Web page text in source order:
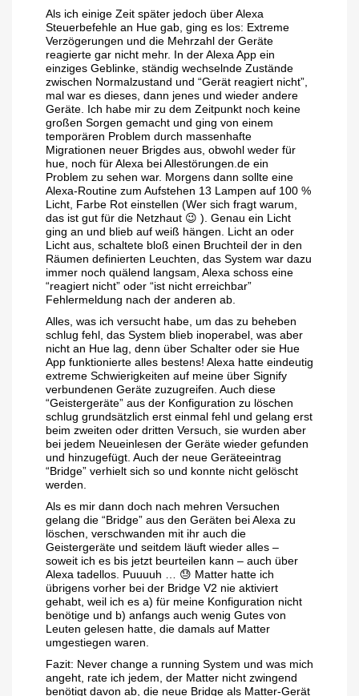
Als ich einige Zeit später jedoch über Alexa
Steuerbefehle an Hue gab, ging es los: Extreme
Verzögerungen und die Mehrzahl der Geräte
reagierte gar nicht mehr. In der Alexa App ein
einziges Geblinke, ständig wechselnde Zustände
zwischen Normalzustand und “Gerät reagiert nicht”,
mal war es dieses, dann jenes und wieder andere
Geräte. Ich habe mir zu dem Zeitpunkt noch keine
großen Sorgen gemacht und ging von einem
temporären Problem durch massenhafte
Migrationen neuer Brigdes aus, obwohl weder für
hue, noch für Alexa bei Allestörungen.de ein
Problem zu sehen war. Morgens dann sollte eine
Alexa-Routine zum Aufstehen 13 Lampen auf 100 %
Licht, Farbe Rot einstellen (Wer sich fragt warum,
das ist gut für die Netzhaut 😉 ). Genau ein Licht
ging an und blieb auf weiß hängen. Licht an oder
Licht aus, schaltete bloß einen Bruchteil der in den
Räumen definierten Leuchten, das System war dazu
immer noch quälend langsam, Alexa schoss eine
“reagiert nicht” oder “ist nicht erreichbar”
Fehlermeldung nach der anderen ab.
Alles, was ich versucht habe, um das zu beheben
schlug fehl, das System blieb inoperabel, was aber
nicht an Hue lag, denn über Schalter oder sie Hue
App funktionierte alles bestens! Alexa hatte eindeutig
extreme Schwierigkeiten auf meine über Signify
verbundenen Geräte zuzugreifen. Auch diese
“Geistergeräte” aus der Konfiguration zu löschen
schlug grundsätzlich erst einmal fehl und gelang erst
beim zweiten oder dritten Versuch, sie wurden aber
bei jedem Neueinlesen der Geräte wieder gefunden
und hinzugefügt. Auch der neue Geräteeintrag
“Bridge” verhielt sich so und konnte nicht gelöscht
werden.
Als es mir dann doch nach mehren Versuchen
gelang die “Bridge” aus den Geräten bei Alexa zu
löschen, verschwanden mit ihr auch die
Geistergeräte und seitdem läuft wieder alles –
soweit ich es bis jetzt beurteilen kann – auch über
Alexa tadellos. Puuuuh … 😓 Matter hatte ich
übrigens vorher bei der Bridge V2 nie aktiviert
gehabt, weil ich es a) für meine Konfiguration nicht
benötige und b) anfangs auch wenig Gutes von
Leuten gelesen hatte, die damals auf Matter
umgestiegen waren.
Fazit: Never change a running System und was mich
angeht, rate ich jedem, der Matter nicht zwingend
benötigt davon ab, die neue Bridge als Matter-Gerät